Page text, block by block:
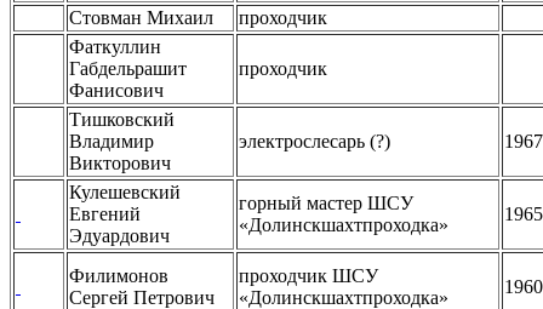
Стовман Михаил
проходчик
Фаткуллин
Габдельрашит
Фанисович
проходчик
Тишковский
Владимир
Викторович
электрослесарь (?) 1967
Кулешевский
Евгений
Эдуардович
горный мастер ШСУ
«Долинскшахтпроходка»
1965
Филимонов
Сергей Петрович
проходчик ШСУ
«Долинскшахтпроходка»
1960